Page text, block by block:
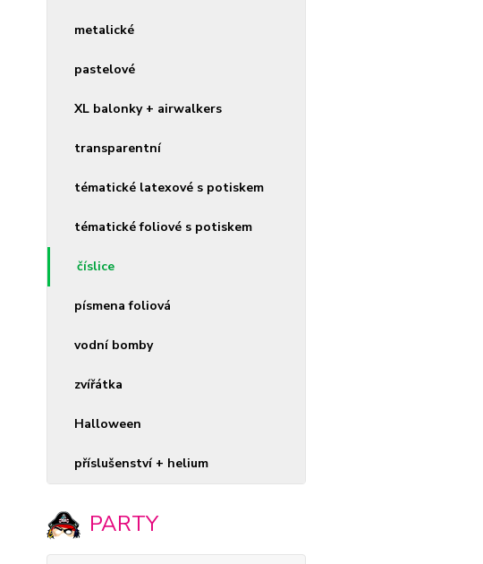
metalické
pastelové
XL balonky + airwalkers
transparentní
tématické latexové s potiskem
tématické foliové s potiskem
číslice
písmena foliová
vodní bomby
zvířátka
Halloween
příslušenství + helium
PARTY